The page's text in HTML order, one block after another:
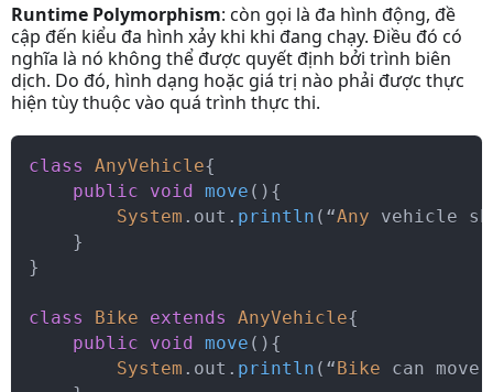
Runtime Polymorphism: còn gọi là đa hình động, đề
cập đến kiểu đa hình xảy khi khi đang chạy. Điều đó có
nghĩa là nó không thể được quyết định bởi trình biên
dịch. Do đó, hình dạng hoặc giá trị nào phải được thực
hiện tùy thuộc vào quá trình thực thi.
class AnyVehicle{
public
void move ( ) {
System . out . println ( “Any vehicle
}
}
class Bike extends AnyVehicle{
public
void move ( ) {
System . out . println ( “Bike can move